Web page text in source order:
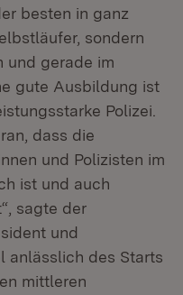
neuem Fenster)
besten in ganz
sondern
und gerade im
gute Ausbildung ist
Polizei.
dass die
und Polizisten im
ist und auch
sagte der
und
anlässlich des Starts
mittleren